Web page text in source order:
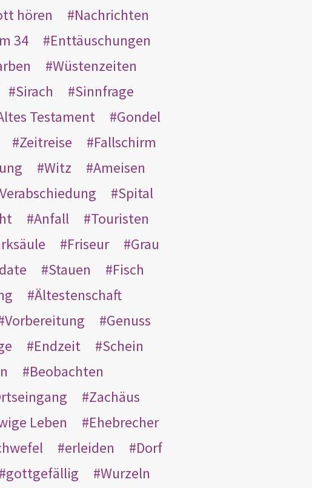
hören
Nachrichten
34
Enttäuschungen
Wüstenzeiten
Sirach
Sinnfrage
Testament
Gondel
Zeitreise
Fallschirm
Witz
Ameisen
Verabschiedung
Spital
Anfall
Touristen
Friseur
Grau
Stauen
Fisch
Ältestenschaft
Vorbereitung
Genuss
Endzeit
Schein
Beobachten
Zachäus
Leben
Ehebrecher
erleiden
Dorf
gottgefällig
Wurzeln